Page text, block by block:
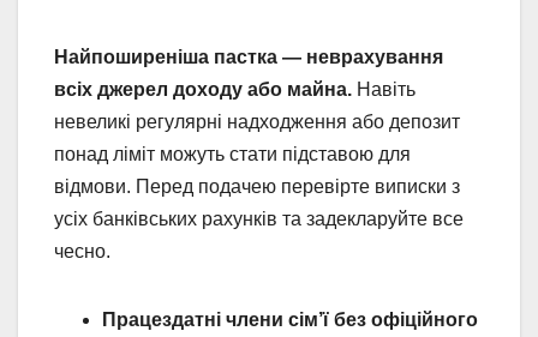
Найпоширеніша пастка — неврахування
всіх джерел доходу або майна. Навіть
невеликі регулярні надходження або депозит
понад ліміт можуть стати підставою для
відмови. Перед подачею перевірте виписки з
усіх банківських рахунків та задекларуйте все
чесно.
Працездатні члени сім’ї без офіційного